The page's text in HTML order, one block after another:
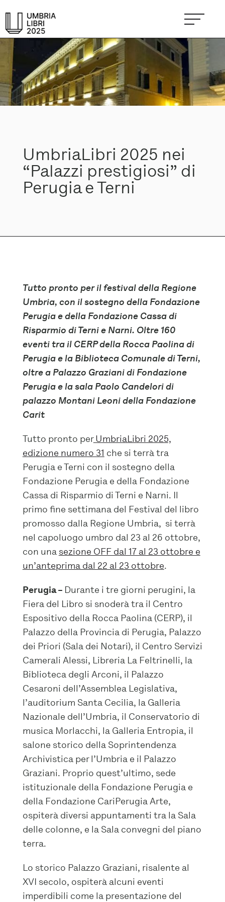
UmbriaLibri 2025 nei
“Palazzi prestigiosi” di
Perugia e Terni
Tutto pronto per il festival della Regione
Umbria, con il sostegno della Fondazione
Perugia e della Fondazione Cassa di
Risparmio di Terni e Narni. Oltre 160
eventi tra il CERP della Rocca Paolina di
Perugia e la Biblioteca Comunale di Terni,
oltre a Palazzo Graziani di Fondazione
Perugia e la sala Paolo Candelori di
palazzo Montani Leoni della Fondazione
Carit
Tutto pronto perUmbriaLibri 2025,
edizione numero 31 che si terrà tra
Perugia e Terni con il sostegno della
Fondazione Perugia e della Fondazione
Cassa di Risparmio di Terni e Narni. Il
primo fine settimana del Festival del libro
promosso dalla Regione Umbria, si terrà
nel capoluogo umbro dal 23 al 26 ottobre,
con una sezione OFF dal 17 al 23 ottobre e
un’anteprima dal 22 al 23 ottobre.
Perugia – Durante i tre giorni perugini, la
Fiera del Libro si snoderà tra il Centro
Espositivo della Rocca Paolina (CERP), il
Palazzo della Provincia di Perugia, Palazzo
dei Priori (Sala dei Notari), il Centro Servizi
Camerali Alessi, Libreria La Feltrinelli, la
Biblioteca degli Arconi, il Palazzo
Cesaroni dell’Assemblea Legislativa,
l’auditorium Santa Cecilia, la Galleria
Nazionale dell’Umbria, il Conservatorio di
musica Morlacchi, la Galleria Entropia, il
salone storico della Soprintendenza
Archivistica per l’Umbria e il Palazzo
Graziani. Proprio quest’ultimo, sede
istituzionale della Fondazione Perugia e
della Fondazione CariPerugia Arte,
ospiterà diversi appuntamenti tra la Sala
delle colonne, e la Sala convegni del piano
terra.
Lo storico Palazzo Graziani, risalente al
XVI secolo, ospiterà alcuni eventi
imperdibili come la presentazione del